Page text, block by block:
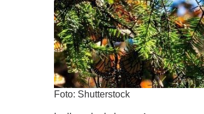
Foto: Shutterstock